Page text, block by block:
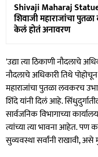
Shivaji Maharaj Statue
शिवाजी महाराजांचा पुतळा
केलं होतं अनावरण
'उद्या त्या ठिकाणी नौदलाचे
नौदलाचे अधिकारी तिथे
महाराजांचा पुतळा लवकरच
शिंदे यांनी दिलं आहे.
सार्वजनिक विभागाच्या
त्यांच्या त्या भावना आहेत. पण
सुव्यवस्था सर्वांनी राखावी, असे